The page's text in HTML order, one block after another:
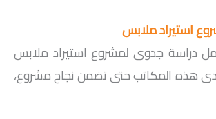
استيراد ملابس
دراسة جدوى لمشروع استيراد ملابس
هذه المكاتب حتى تضمن نجاح مشروع،